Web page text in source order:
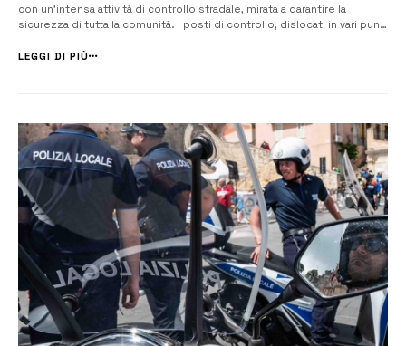
con un’intensa attività di controllo stradale, mirata a garantire la
sicurezza di tutta la comunità. I posti di controllo, dislocati in vari punti
Codice della Strada, con particolare attenzione alle infr...
LEGGI DI PIÙ